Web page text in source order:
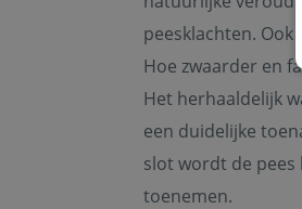
peesklachten.
Hoe zwaarder en
Het herhaaldelijk
een duidelijke
slot wordt de
toenemen.